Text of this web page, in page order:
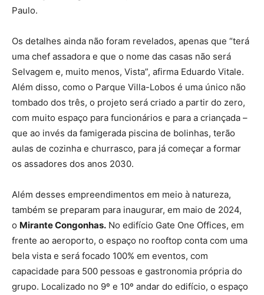
Paulo.
Os detalhes ainda não foram revelados, apenas que “terá
uma chef assadora e que o nome das casas não será
Selvagem e, muito menos, Vista”, afirma Eduardo Vitale.
Além disso, como o Parque Villa-Lobos é uma único não
tombado dos três, o projeto será criado a partir do zero,
com muito espaço para funcionários e para a criançada –
que ao invés da famigerada piscina de bolinhas, terão
aulas de cozinha e churrasco, para já começar a formar
os assadores dos anos 2030.
Além desses empreendimentos em meio à natureza,
também se preparam para inaugurar, em maio de 2024,
o Mirante Congonhas. No edifício Gate One Offices, em
frente ao aeroporto, o espaço no rooftop conta com uma
bela vista e será focado 100% em eventos, com
capacidade para 500 pessoas e gastronomia própria do
grupo. Localizado no 9º e 10º andar do edifício, o espaço